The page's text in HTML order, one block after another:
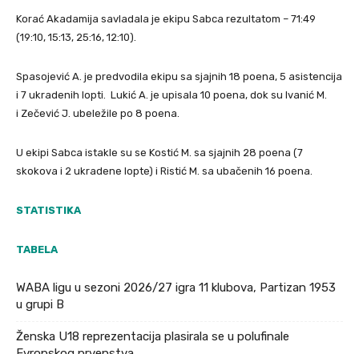
Korać Akadamija savladala je ekipu Sabca rezultatom – 71:49
(19:10, 15:13, 25:16, 12:10).
Spasojević A. je predvodila ekipu sa sjajnih 18 poena, 5 asistencija
i 7 ukradenih lopti. Lukić A. je upisala 10 poena, dok su Ivanić M.
i Zečević J. ubeležile po 8 poena.
U ekipi Sabca istakle su se Kostić M. sa sjajnih 28 poena (7
skokova i 2 ukradene lopte) i Ristić M. sa ubačenih 16 poena.
STATISTIKA
TABELA
WABA ligu u sezoni 2026/27 igra 11 klubova, Partizan 1953
u grupi B
Ženska U18 reprezentacija plasirala se u polufinale